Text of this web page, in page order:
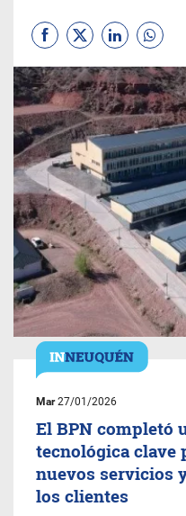
Mar27/01/2026
El BPN completó
tecnológica clave
nuevos servicios
los clientes